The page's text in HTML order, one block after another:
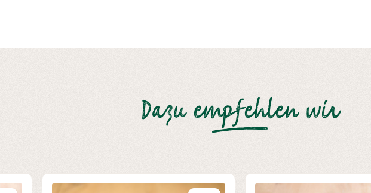
Dazu empfehlen wir